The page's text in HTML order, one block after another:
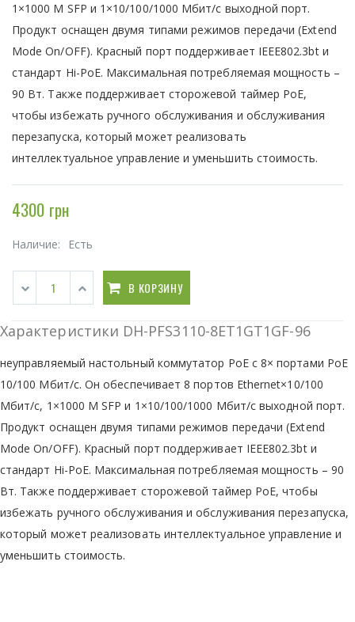
1×1000 M SFP и 1×10/100/1000 Мбит/с выходной порт.
Продукт оснащен двумя типами режимов передачи (Extend
Mode On/OFF). Красный порт поддерживает IEEE802.3bt и
стандарт Hi-PoE. Максимальная потребляемая мощность –
90 Вт. Также поддерживает сторожевой таймер PoE,
чтобы избежать ручного обслуживания и обслуживания
перезапуска, который может реализовать
интеллектуальное управление и уменьшить стоимость.
4300 грн
Наличие: Есть
В КОРЗИНУ
Характеристики DH-PFS3110-8ET1GT1GF-96
неуправляемый настольный коммутатор PoE с 8× портами PoE
10/100 Мбит/с. Он обеспечивает 8 портов Ethernet×10/100
Мбит/с, 1×1000 M SFP и 1×10/100/1000 Мбит/с выходной порт.
Продукт оснащен двумя типами режимов передачи (Extend
Mode On/OFF). Красный порт поддерживает IEEE802.3bt и
стандарт Hi-PoE. Максимальная потребляемая мощность – 90
Вт. Также поддерживает сторожевой таймер PoE, чтобы
избежать ручного обслуживания и обслуживания перезапуска,
который может реализовать интеллектуальное управление и
уменьшить стоимость.